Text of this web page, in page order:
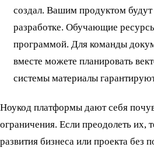
создал. Вашим продуктом
разработке. Обучающие
программой. Для команды
вместе можете планировать
системы материалы
Ноукод платформы дают себя
ограничения. Если преодолеть их,
развития бизнеса или проекта без